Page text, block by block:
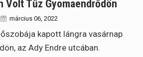
Volt Tűz Gyomaendrődön
március 06, 2022
kapott lángra vasárnap
az Ady Endre utcában.